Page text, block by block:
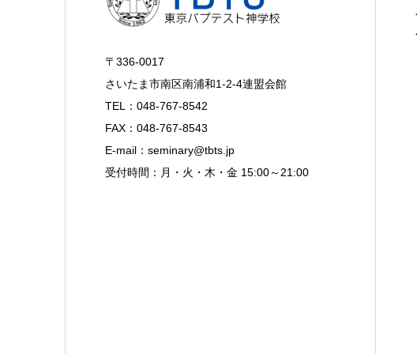
〒336-0017
さいたま市南区南浦和1-2-4連盟会館
TEL：048-767-8542
FAX：048-767-8543
E-mail：seminary@tbts.jp
受付時間：月・火・木・金 15:00～21:00